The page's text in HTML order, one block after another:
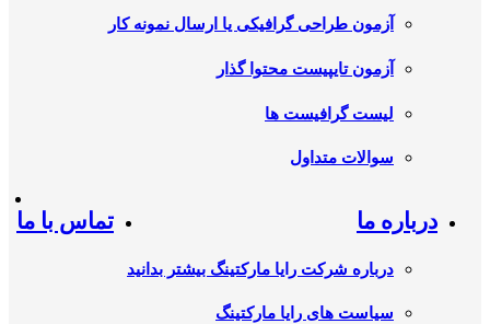
آزمون طراحی گرافیکی یا ارسال نمونه کار
آزمون تایپیست محتوا گذار
لیست گرافیست ها
سوالات متداول
درباره ما
درباره شرکت رایا مارکتینگ بیشتر بدانید
سیاست های رایا مارکتینگ
تماس با ما